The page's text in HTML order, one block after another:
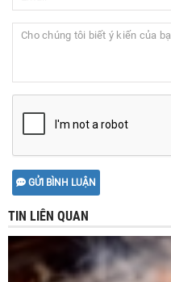
GỬI BÌNH LUẬN
TIN LIÊN QUAN